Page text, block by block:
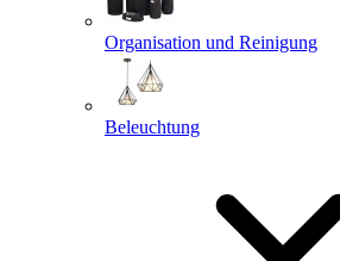
Organisation und Reinigung
Beleuchtung